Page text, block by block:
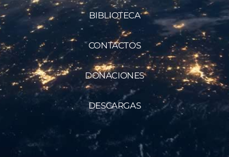
BIBLIOTECA
CONTACTOS
DONACIONES
DESCARGAS